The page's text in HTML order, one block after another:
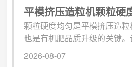
的畜禽粪便、农作物秸秆、
料，搭配专用发酵菌种送入密
置螺旋搅拌装置间歇性翻动
平模挤压造粒机颗粒硬
颗粒硬度均匀是平模挤压造粒
也是有机肥品质升级的关键
挤压成型原理，摒弃了传统离
2026-08-07